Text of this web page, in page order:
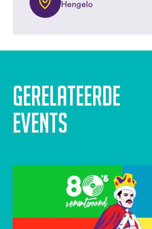
Hengelo
Gerelateerde
events